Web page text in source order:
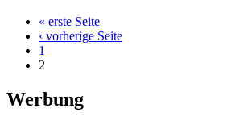
« erste Seite
‹ vorherige Seite
1
2
Werbung